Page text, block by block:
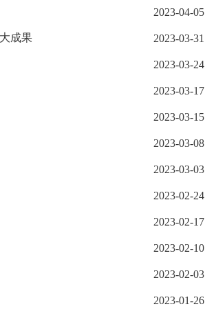
2023-04-05
成果 2023-03-31
2023-03-24
2023-03-17
2023-03-15
2023-03-08
2023-03-03
2023-02-24
2023-02-17
2023-02-10
2023-02-03
2023-01-26